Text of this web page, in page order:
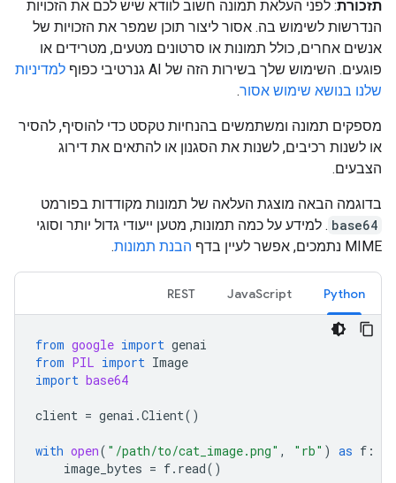
תזכורת: לפני העלאת תמונה חשוב לוודא שיש לכם את הזכויות
הנדרשות לשימוש בה. אסור ליצור תוכן שמפר את הזכויות של
אנשים אחרים, כולל תמונות או סרטונים מטעים, מטרידים או
פוגעים. השימוש שלך בשירות הזה של AI גנרטיבי כפוף
למדיניות
שלנו בנושא שימוש אסור.
מספקים תמונה ומשתמשים בהנחיות טקסט כדי להוסיף, להסיר
או לשנות רכיבים, לשנות את הסגנון או להתאים את דירוג
הצבעים.
בדוגמה הבאה מוצגת העלאה של תמונות מקודדות בפורמט
base64 . למידע על כמה תמונות, מטען ייעודי גדול יותר וסוגי
MIME נתמכים, אפשר לעיין בדף
הבנת תמונות.
Python
JavaScript
REST
from google import genai
from PIL import Image
import base64
client = genai .Client()
with open( "/path/to/cat_image.png" , "rb" ) as f :
image_bytes = f. read()